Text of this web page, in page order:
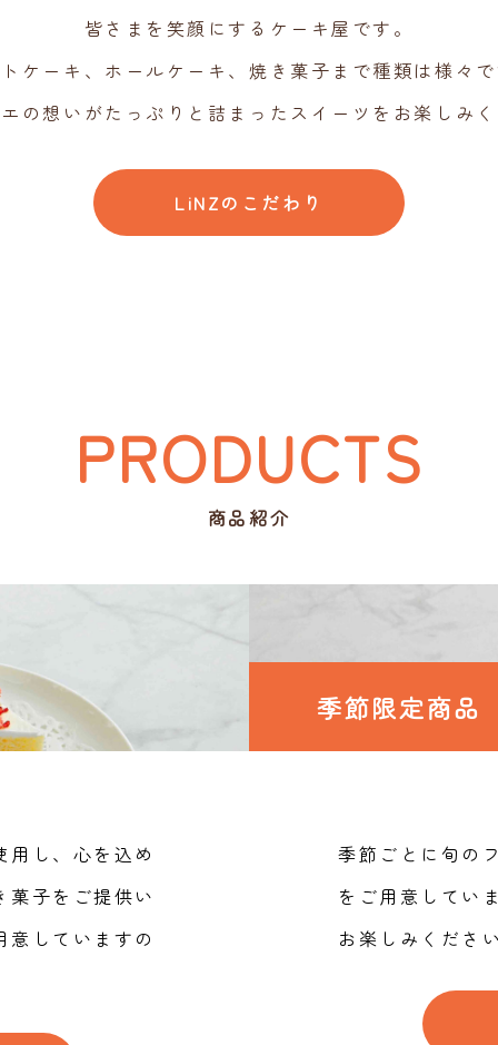
皆さまを笑顔にするケーキ屋です。
ケーキ、ホールケーキ、焼き菓子まで種類は様々
の想いがたっぷりと詰まったスイーツをお楽しみ
LiNZのこだわり
PRODUCTS
し、心を込め
菓子をご提供い
していますの
季節限定商品
季節ごとに旬の
をご用意してい
お楽しみくださ